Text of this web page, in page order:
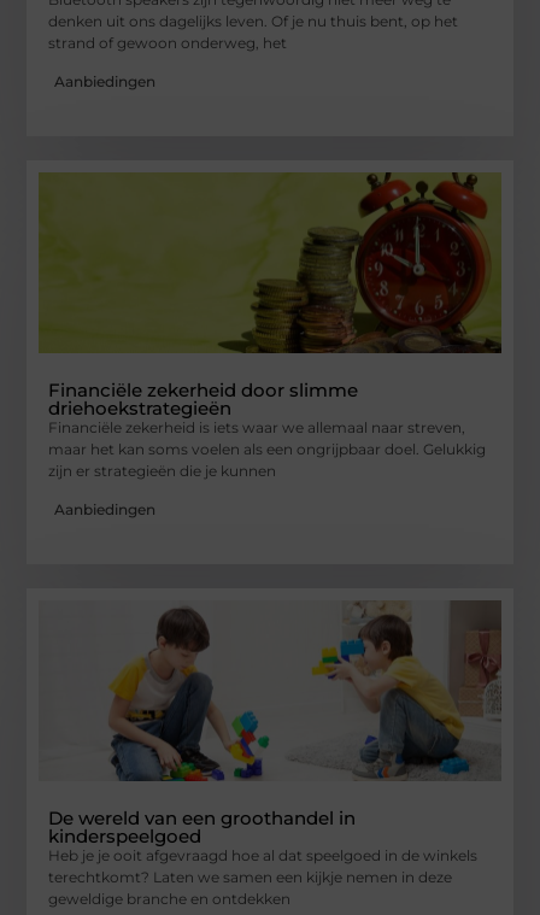
denken uit ons dagelijks leven. Of je nu thuis bent, op het
strand of gewoon onderweg, het
Aanbiedingen
Financiële zekerheid door slimme
driehoekstrategieën
Financiële zekerheid is iets waar we allemaal naar streven,
maar het kan soms voelen als een ongrijpbaar doel. Gelukkig
zijn er strategieën die je kunnen
Aanbiedingen
De wereld van een groothandel in
kinderspeelgoed
Heb je je ooit afgevraagd hoe al dat speelgoed in de winkels
terechtkomt? Laten we samen een kijkje nemen in deze
geweldige branche en ontdekken